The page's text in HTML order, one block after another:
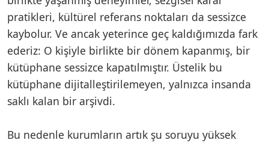
pratikleri, kültürel referans noktaları da sessizce
kaybolur. Ve ancak yeterince geç kaldığımızda fark
ederiz: O kişiyle birlikte bir dönem kapanmış, bir
kütüphane sessizce kapatılmıştır. Üstelik bu
kütüphane dijitalleştirilemeyen, yalnızca insanda
saklı kalan bir arşivdi.
Bu nedenle kurumların artık şu soruyu yüksek